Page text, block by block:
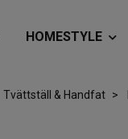
HOMESTYLE
Tvättställ & Handfat